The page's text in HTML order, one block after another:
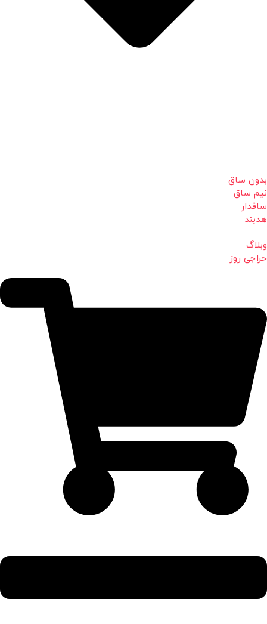
بدون ساق
نیم ساق
ساقدار
هدبند
وبلاگ
حراجی روز